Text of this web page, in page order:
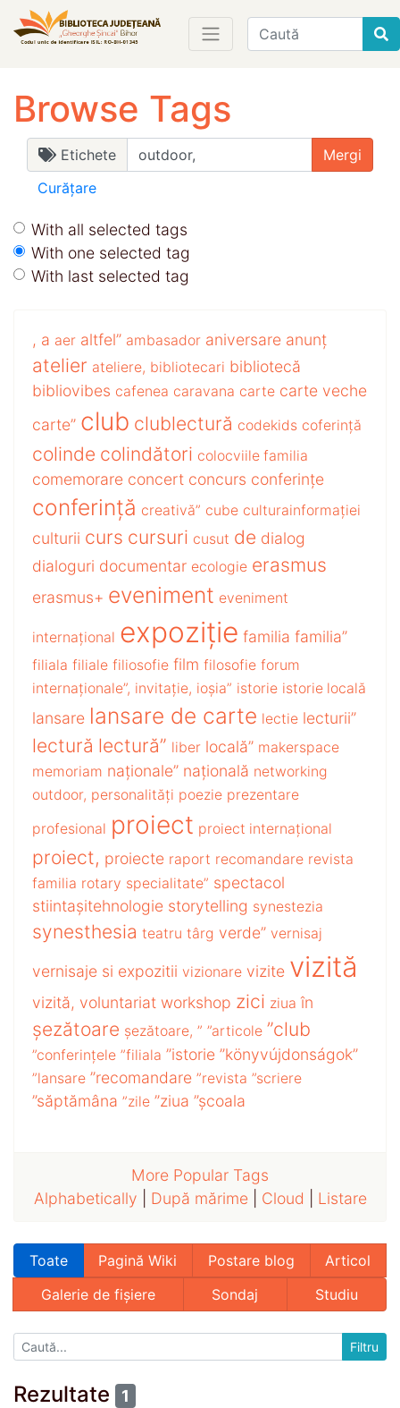
Find
Browse Tags
Etichete
Curățare
With all selected tags
With one selected tag
With last selected tag
, a aer altfel” ambasador aniversare anunț
atelier ateliere, bibliotecari bibliotecă
bibliovibes cafenea caravana carte carte veche
carte” club clublectură codekids coferință
colinde colindători colocviile familia
comemorare concert concurs conferințe
conferință creativă” cube culturainformației
culturii curs cursuri cusut de dialog
dialoguri documentar ecologie erasmus
erasmus+ eveniment eveniment
internațional expoziție familia familia”
filiala filiale filiosofie film filosofie forum
internaționale”, invitație, ioșia” istorie istorie locală
lansare lansare de carte lectie lecturii”
lectură lectură” liber locală” makerspace
memoriam naționale” națională networking
outdoor, personalități poezie prezentare
profesional proiect proiect internațional
proiect, proiecte raport recomandare revista
familia rotary specialitate” spectacol
stiintașitehnologie storytelling synestezia
synesthesia teatru târg verde” vernisaj
vernisaje si expozitii vizionare vizite vizită
vizită, voluntariat workshop zici ziua în
șezătoare șezătoare, ” ”articole ”club
”conferințele ”filiala ”istorie ”könyvújdonságok”
”lansare ”recomandare ”revista ”scriere
”săptămâna ”zile ”ziua ”școala
More Popular Tags
Alphabetically
După mărime| Cloud Listare
Toate Pagină Wiki Postare blog
Articol
Galerie de fișiere
Sondaj Studiu
Rezultate 1